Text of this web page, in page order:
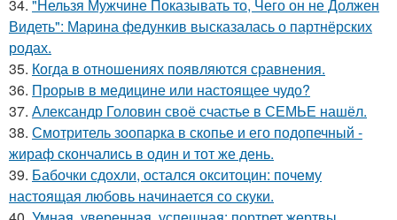
34. "Нельзя Мужчине Показывать то, Чего он не Должен
Видеть": Марина федункив высказалась о партнёрских
родах.
35. Когда в отношениях появляются сравнения.
36. Прорыв в медицине или настоящее чудо?
37. Александр Головин своё счастье в СЕМЬЕ нашёл.
38. Смотритель зоопарка в скопье и его подопечный -
жираф скончались в один и тот же день.
39. Бабочки сдохли, остался окситоцин: почему
настоящая любовь начинается со скуки.